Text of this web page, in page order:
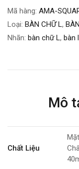
Mã hàng: AMA-
Loại: BÀN CHỮ L,
Nhãn: bàn chữ L, bàn
Mô
Chất Liệu